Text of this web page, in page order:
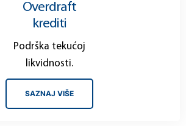
Overdraft
krediti
Podrška tekućoj
likvidnosti.
SAZNAJ VIŠE